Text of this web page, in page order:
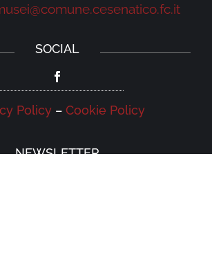
SOCIAL
Policy– Cookie Policy
NEWSLETTER